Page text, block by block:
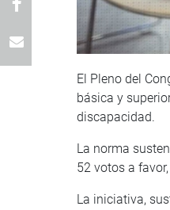
El Pleno del
básica y
discapacidad.
La norma
52 votos a
La iniciativa,